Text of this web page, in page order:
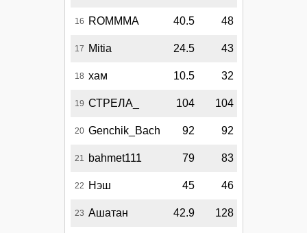
16 ROMMMA 40.5 48
17 Mitia 24.5 43
18 хам 10.5 32
19 СТРЕЛА_ 104 104
20 Genchik_Bach 92 92
21 bahmet111 79 83
22 Нэш 45 46
23 Ашатан 42.9 128